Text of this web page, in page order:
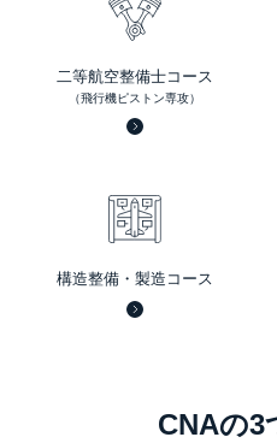
二等航空整備士コース
（飛行機ピストン専攻）
構造整備・製造コース
CNAの3